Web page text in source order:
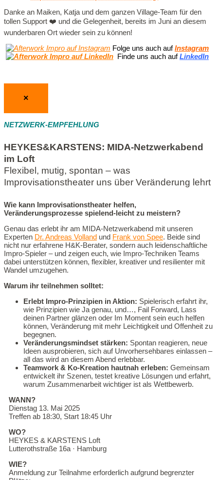
Danke an Maiken, Katja und dem ganzen Village-Team für den
tollen Support ❤️ und die Gelegenheit, bereits im Juni an diesem
wunderbaren Ort wieder sein zu können!
Folge uns auch aufInstagram
Finde uns auch aufLinkedIn
×
NETZWERK-EMPFEHLUNG
HEYKES&KARSTENS: MIDA-Netzwerkabend
im Loft
Flexibel, mutig, spontan – was
Improvisationstheater uns über Veränderung lehrt
Wie kann Improvisationstheater helfen,
Veränderungsprozesse spielend-leicht zu meistern?
Genau das erlebt ihr am MIDA-Netzwerkabend mit unseren
Experten Dr. Andreas Volland und Frank von Spee. Beide sind
nicht nur erfahrene H&K-Berater, sondern auch leidenschaftliche
Impro-Spieler – und zeigen euch, wie Impro-Techniken Teams
dabei unterstützen können, flexibler, kreativer und resilienter mit
Wandel umzugehen.
Warum ihr teilnehmen solltet:
Erlebt Impro-Prinzipien in Aktion: Spielerisch erfahrt ihr,
wie Prinzipien wie Ja genau, und…, Fail Forward, Lass
deinen Partner glänzen oder Im Moment sein euch helfen
können, Veränderung mit mehr Leichtigkeit und Offenheit zu
begegnen.
Veränderungsmindset stärken: Spontan reagieren, neue
Ideen ausprobieren, sich auf Unvorhersehbares einlassen –
all das wird an diesem Abend erlebbar.
Teamwork & Ko-Kreation hautnah erleben: Gemeinsam
entwickelt ihr Szenen, testet kreative Lösungen und erfahrt,
warum Zusammenarbeit wichtiger ist als Wettbewerb.
WANN?
Dienstag 13. Mai 2025
Treffen ab 18:30, Start 18:45 Uhr
WO?
HEYKES & KARSTENS Loft
Lutterothstraße 16a · Hamburg
WIE?
Anmeldung zur Teilnahme erforderlich aufgrund begrenzter